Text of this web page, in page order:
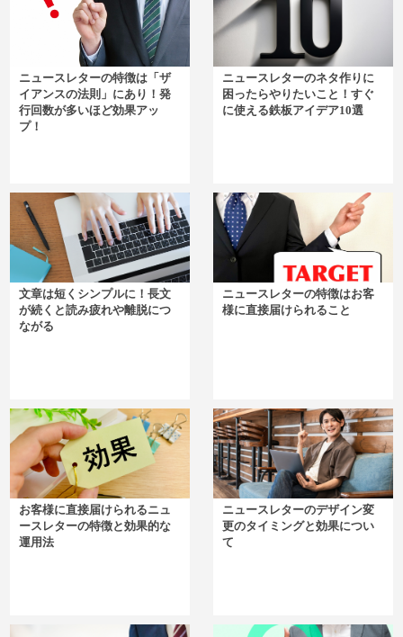
ニュースレターの特徴は「ザ
イアンスの法則」にあり！発
行回数が多いほど効果アッ
プ！
ニュースレターのネタ作りに
困ったらやりたいこと！すぐ
に使える鉄板アイデア10選
文章は短くシンプルに！長文
が続くと読み疲れや離脱につ
ながる
ニュースレターの特徴はお客
様に直接届けられること
お客様に直接届けられるニュ
ースレターの特徴と効果的な
運用法
ニュースレターのデザイン変
更のタイミングと効果につい
て